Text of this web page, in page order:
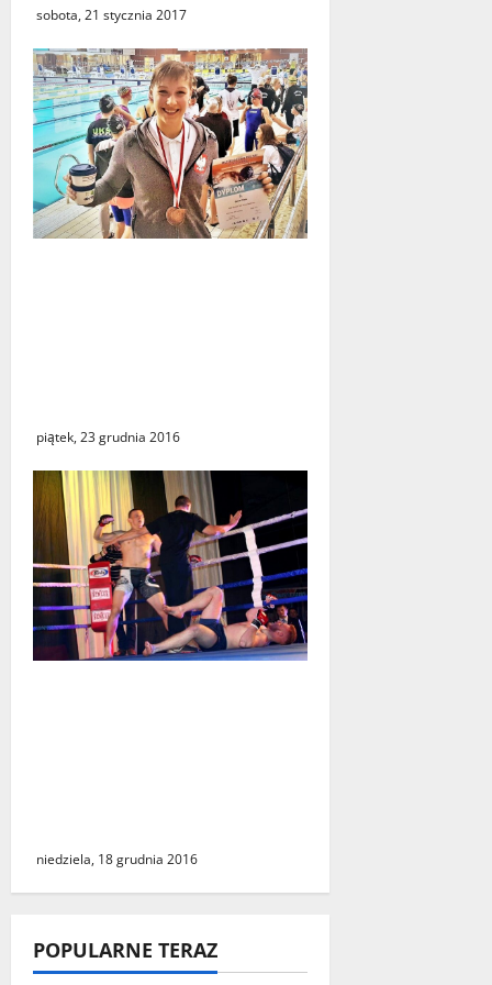
sobota, 21 stycznia 2017
piątek, 23 grudnia 2016
niedziela, 18 grudnia 2016
POPULARNE TERAZ